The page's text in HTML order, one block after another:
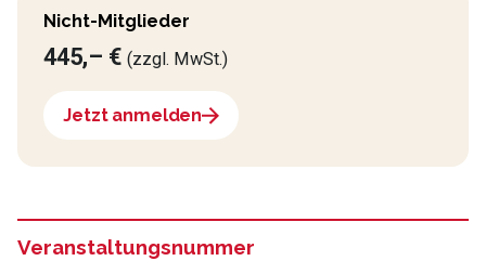
Nicht-Mitglieder
445,– €(zzgl. MwSt.)
Jetzt anmelden
Veranstaltungsnummer